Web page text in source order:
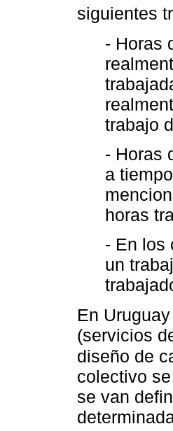
siguientes
- Horas
trabajo
- Horas
a
horas
- En los
un
En
(servicios
diseño de
colectivo
se van